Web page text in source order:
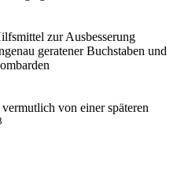
zur Ausbesserung
geratener Buchstaben und
von einer späteren